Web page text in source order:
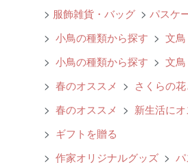
> 服飾雑貨・バッグ > パスケ
> 小鳥の種類から探す > 文鳥
> 小鳥の種類から探す > 文鳥
> 春のオススメ > さくらの
> 春のオススメ > 新生活にオ
> ギフトを贈る
> 作家オリジナルグッズ >